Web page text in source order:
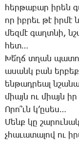
հեր­թա­բար ի­րեն
որ իբ­րեւ թէ իր­մէ
մեզ­մէ գաղտ­նի,
հետ…
­Խե՜ղճ տղան
ա­սանկ բան
են­թադ­րեալ
միայն ու միայն
Ո­րո՞ւն կ’ը­սես…
­Մենք կը
չհա­ւա­տա­լով ու